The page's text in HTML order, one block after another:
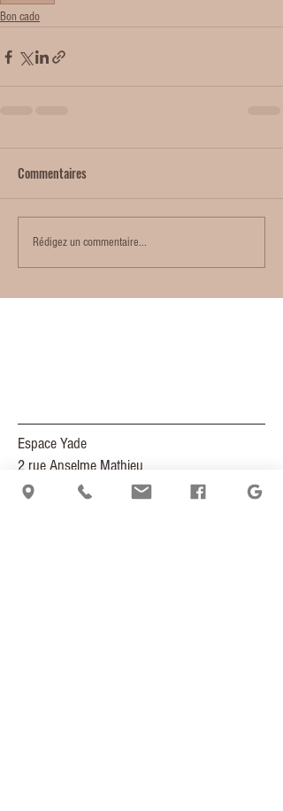
Bon cado
Commentaires
Rédigez un commentaire...
Espace Yade
2 rue Anselme Mathieu
66000 PERPIGNAN